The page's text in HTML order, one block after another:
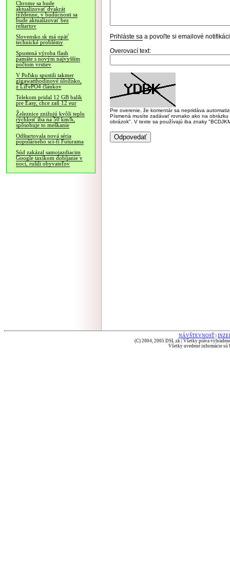
Chrome sa bude
aktualizovať dvakrát
týždenne, v budúcnosti sa
bude aktualizovať bez
reštartov
Slovensko.sk má opäť
technické problémy
Spustená výroba flash
pamäte s novým najvyšším
počtom vrstiev
V Poľsku spustili takmer
gigawatthodinové úložisko,
z LiFePO4 článkov
Telekom pridal 12 GB balík
pre Easy, chce zaň 12 eur
Železnice znižujú kvôli teplu
rýchlosť iba na 50 km/h,
spôsobuje to meškanie
Odštartovala nová séria
populárneho sci-fi Futurama
Súd zakázal samojazdiacim
Google taxíkom dobíjanie v
noci, rušili obyvateľov
Prihláste sa a povoľte si emailové
Overovací text:
Pre overenie, že komentár sa nepridáva
Písmená musíte zadávať rovnako ako na
obrázok". V texte sa používajú iba znaky
NÁVŠTEVNOSŤ
(C) 2004, 2005 DSL.sk | Všetky práva
Všetky uvedené informácie sú